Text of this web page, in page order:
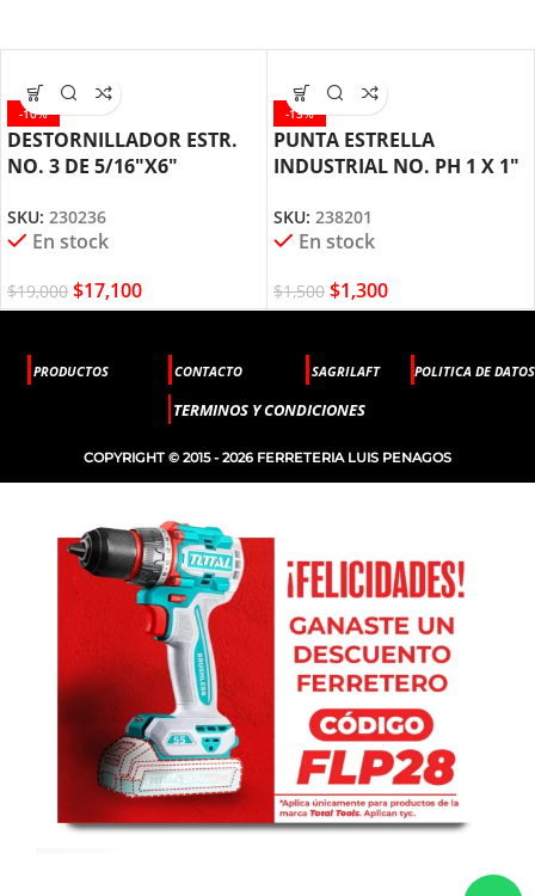
-10%
DESTORNILLADOR ESTR.
NO. 3 DE 5/16″X6″
SKU: 230236
En stock
$19,000 $17,100
-13%
PUNTA ESTRELLA
INDUSTRIAL NO. PH 1 X 1″
SKU: 238201
En stock
$1,500 $1,300
PRODUCTOS CONTACTO SAGRILAFT POLITICA DE DATOS
TERMINOS Y CONDICIONES
COPYRIGHT © 2015 - 2026 FERRETERIA LUIS PENAGOS